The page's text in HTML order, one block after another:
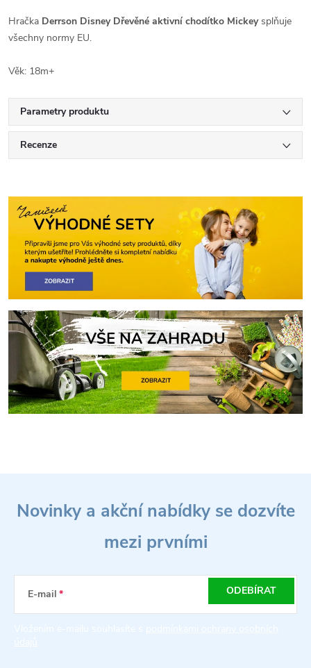
Hračka Derrson Disney Dřevěné aktivní chodítko Mickey splňuje
všechny normy EU.
Věk: 18m+
Parametry produktu
Recenze
Novinky a akční nabídky se dozvíte
mezi prvními
E-mail ODEBÍRAT